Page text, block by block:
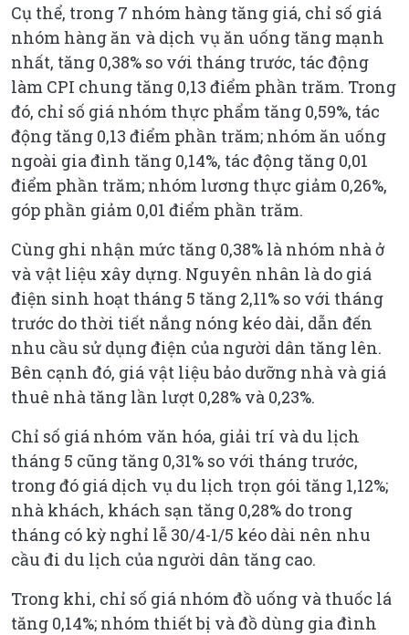
Cụ thể, trong 7 nhóm hàng tăng giá, chỉ số giá
nhóm hàng ăn và dịch vụ ăn uống tăng mạnh
nhất, tăng 0,38% so với tháng trước, tác động
làm CPI chung tăng 0,13 điểm phần trăm. Trong
đó, chỉ số giá nhóm thực phẩm tăng 0,59%, tác
động tăng 0,13 điểm phần trăm; nhóm ăn uống
ngoài gia đình tăng 0,14%, tác động tăng 0,01
điểm phần trăm; nhóm lương thực giảm 0,26%,
góp phần giảm 0,01 điểm phần trăm.
Cùng ghi nhận mức tăng 0,38% là nhóm nhà ở
và vật liệu xây dựng. Nguyên nhân là do giá
điện sinh hoạt tháng 5 tăng 2,11% so với tháng
trước do thời tiết nắng nóng kéo dài, dẫn đến
nhu cầu sử dụng điện của người dân tăng lên.
Bên cạnh đó, giá vật liệu bảo dưỡng nhà và giá
thuê nhà tăng lần lượt 0,28% và 0,23%.
Chỉ số giá nhóm văn hóa, giải trí và du lịch
tháng 5 cũng tăng 0,31% so với tháng trước,
trong đó giá dịch vụ du lịch trọn gói tăng 1,12%;
nhà khách, khách sạn tăng 0,28% do trong
tháng có kỳ nghỉ lễ 30/4-1/5 kéo dài nên nhu
cầu đi du lịch của người dân tăng cao.
Trong khi, chỉ số giá nhóm đồ uống và thuốc lá
tăng 0,14%; nhóm thiết bị và đồ dùng gia đình